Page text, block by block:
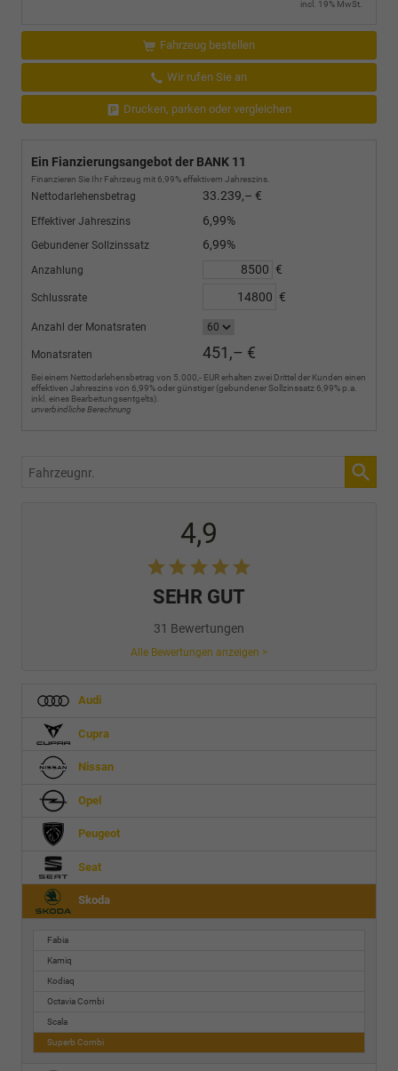
incl. 19% MwSt.
Fahrzeug bestellen
Wir rufen Sie an
Drucken, parken oder vergleichen
Ein Fianzierungsangebot der BANK 11
Finanzieren Sie Ihr Fahrzeug mit 6,99% effektivem Jahreszins.
Nettodarlehensbetrag 33.239,– €
Effektiver Jahreszins 6,99%
Gebundener Sollzinssatz 6,99%
Anzahlung €
Schlussrate €
Anzahl der Monatsraten
Monatsraten 451,– €
Bei einem Nettodarlehensbetrag von 5.000,- EUR erhalten zwei Drittel der Kunden einen
effektiven Jahreszins von 6,99% oder günstiger (gebundener Sollzinssatz 6,99% p.a.
inkl. eines Bearbeitungsentgelts).
unverbindliche Berechnung
Fahrzeugnr.
4,9
SEHR GUT
31 Bewertungen
Alle Bewertungen anzeigen >
Audi
Cupra
Nissan
Opel
Peugeot
Seat
Skoda
Fabia
Kamiq
Kodiaq
Octavia Combi
Scala
Superb Combi